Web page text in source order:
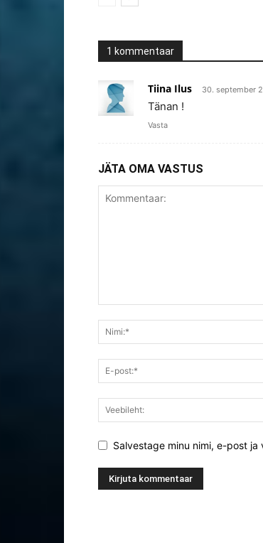
1 kommentaar
Tiina Ilus 30. september
Tänan !
Vasta
JÄTA OMA VASTUS
Salvestage minu nimi, e-post ja